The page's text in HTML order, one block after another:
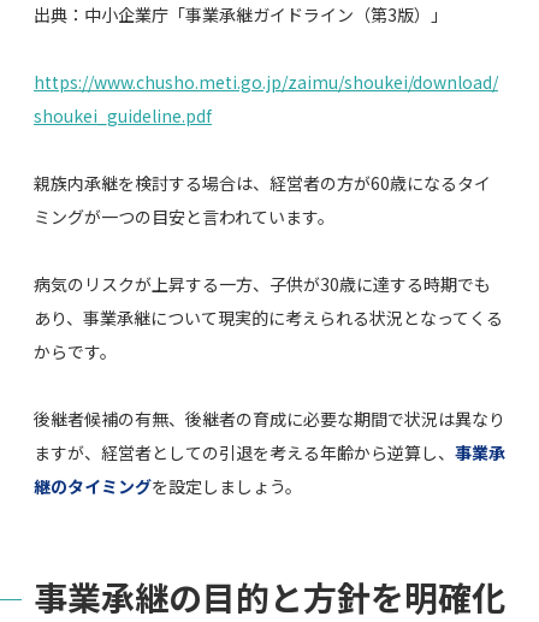
出典：中小企業庁「事業承継ガイドライン（第3版）」
https://www.chusho.meti.go.jp/zaimu/shoukei/download/
shoukei_guideline.pdf
親族内承継を検討する場合は、経営者の方が60歳になるタイ
ミングが一つの目安と言われています。
病気のリスクが上昇する一方、子供が30歳に達する時期でも
あり、事業承継について現実的に考えられる状況となってくる
からです。
後継者候補の有無、後継者の育成に必要な期間で状況は異なり
ますが、経営者としての引退を考える年齢から逆算し、 事業承
継のタイミングを設定しましょう。
事業承継の目的と方針を明確化